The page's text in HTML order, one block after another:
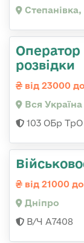
Оператор
розвідки
від 23000
Вся Україна
103 ОБр
від 21000
Дніпро
В/Ч А7408